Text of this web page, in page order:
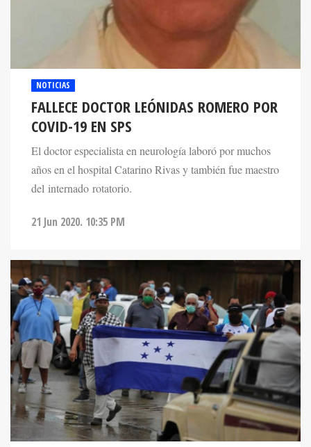
NOTICIAS
FALLECE DOCTOR LEÓNIDAS ROMERO POR
COVID-19 EN SPS
El doctor especialista en neurología laboró por muchos
años en el hospital Catarino Rivas y también fue maestro
del internado rotatorio.
21 Jun 2020. 10:35 PM